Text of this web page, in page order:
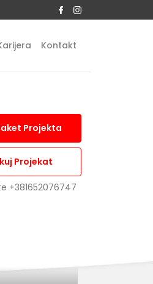
Kontakt
Projekta
Projekat
+381652076747